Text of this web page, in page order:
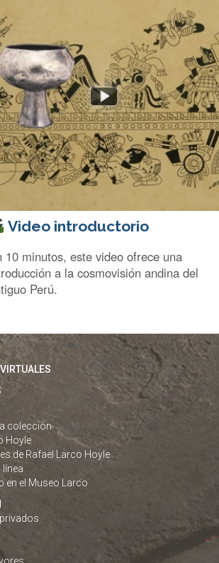
Video introductorio
10 minutos, este video ofrece una
a la cosmovisión andina del
Perú.
colección
Hoyle
de Rafael Larco Hoyle
línea
en el Museo Larco